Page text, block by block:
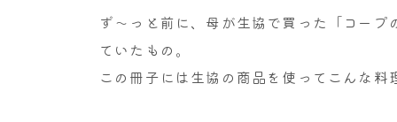
ず～っと前に、母が生協で買った「コー
ていたもの。
この冊子には生協の商品を使ってこんな